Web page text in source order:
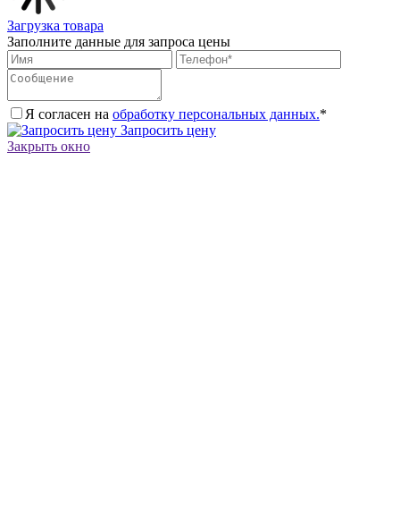
Загрузка товара
Заполните данные для запроса цены
Я согласен на обработку персональных данных.*
Запросить цену
Закрыть окно